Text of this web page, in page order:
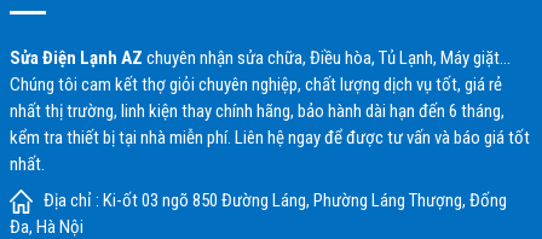
Sửa Điện Lạnh AZ chuyên nhận sửa chữa, Điều hòa, Tủ Lạnh, Máy giặt…
Chúng tôi cam kết thợ giỏi chuyên nghiệp, chất lượng dịch vụ tốt, giá rẻ
nhất thị trường, linh kiện thay chính hãng, bảo hành dài hạn đến 6 tháng,
kểm tra thiết bị tại nhà miễn phí. Liên hệ ngay để được tư vấn và báo giá tốt
nhất.
Địa chỉ : Ki-ốt 03 ngõ 850 Đường Láng, Phường Láng Thượng, Đống
Đa, Hà Nội